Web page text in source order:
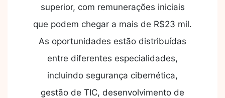
superior, com remunerações iniciais
que podem chegar a mais de R$23 mil.
As oportunidades estão distribuídas
entre diferentes especialidades,
incluindo segurança cibernética,
gestão de TIC, desenvolvimento de